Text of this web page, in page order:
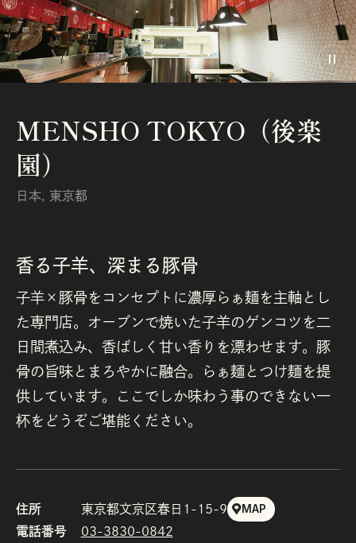
MENSHO TOKYO（後楽
園）
日本 東京都
香る子羊、深まる豚骨
子羊×豚骨をコンセプトに濃厚らぁ麺を主軸とし
た専門店。オーブンで焼いた子羊のゲンコツを二
日間煮込み、香ばしく甘い香りを漂わせます。豚
骨の旨味とまろやかに融合。らぁ麺とつけ麺を提
供しています。ここでしか味わう事のできない一
杯をどうぞご堪能ください。
住所 東京都文京区春日1-15-9
MAP
電話番号
03-3830-0842